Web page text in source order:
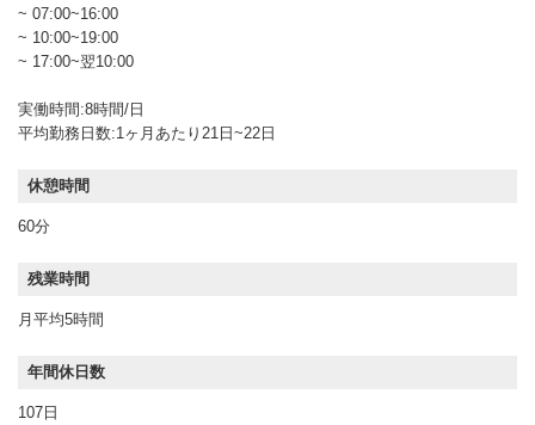
~ 07:00~16:00
~ 10:00~19:00
~ 17:00~翌10:00
実働時間:8時間/日
平均勤務日数:1ヶ月あたり21日~22日
休憩時間
60分
残業時間
月平均5時間
年間休日数
107日